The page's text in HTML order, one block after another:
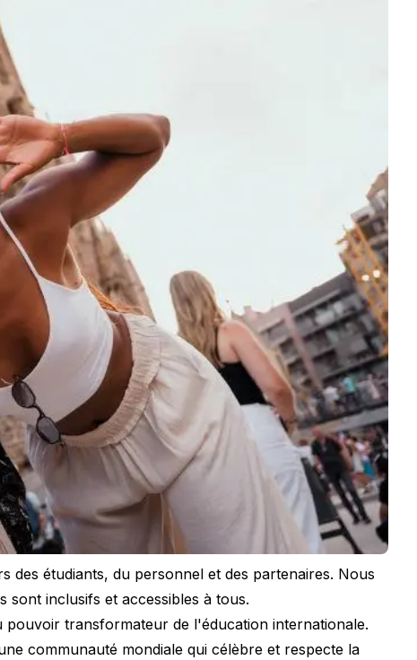
étudiants, du personnel et des partenaires. Nous
inclusifs et accessibles à tous.
transformateur de l'éducation internationale.
communauté mondiale qui célèbre et respecte la